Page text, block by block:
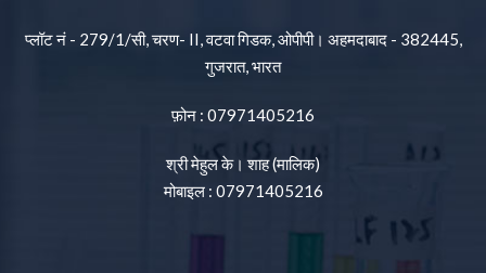
प्लॉट नं - 279/1/सी, चरण- II, वटवा गिडक, ओपीपी। अहमदाबाद - 382445,
गुजरात, भारत
फ़ोन : 07971405216
श्री मेहुल के। शाह(मालिक)
मोबाइल : 07971405216